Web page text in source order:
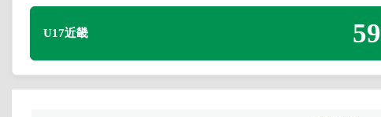
U17近畿 59